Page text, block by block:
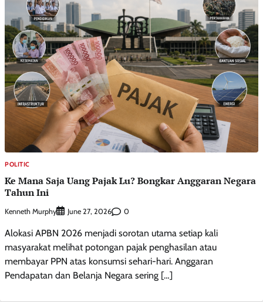
POLITIC
Ke Mana Saja Uang Pajak Lu? Bongkar Anggaran Negara
Tahun Ini
Kenneth Murphy June 27, 2026 0
Alokasi APBN 2026 menjadi sorotan utama setiap kali
masyarakat melihat potongan pajak penghasilan atau
membayar PPN atas konsumsi sehari-hari. Anggaran
Pendapatan dan Belanja Negara sering […]